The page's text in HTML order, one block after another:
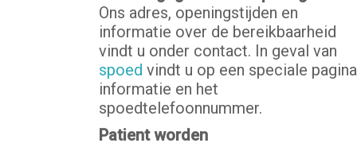
Ons adres, openingstijden en
informatie over de bereikbaarheid
vindt u onder contact. In geval van
spoed vindt u op een speciale pagina
informatie en het
spoedtelefoonnummer.
Patient worden